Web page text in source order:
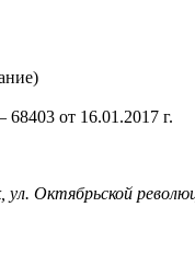
от 16.01.2017 г.
ул. Октябрьской